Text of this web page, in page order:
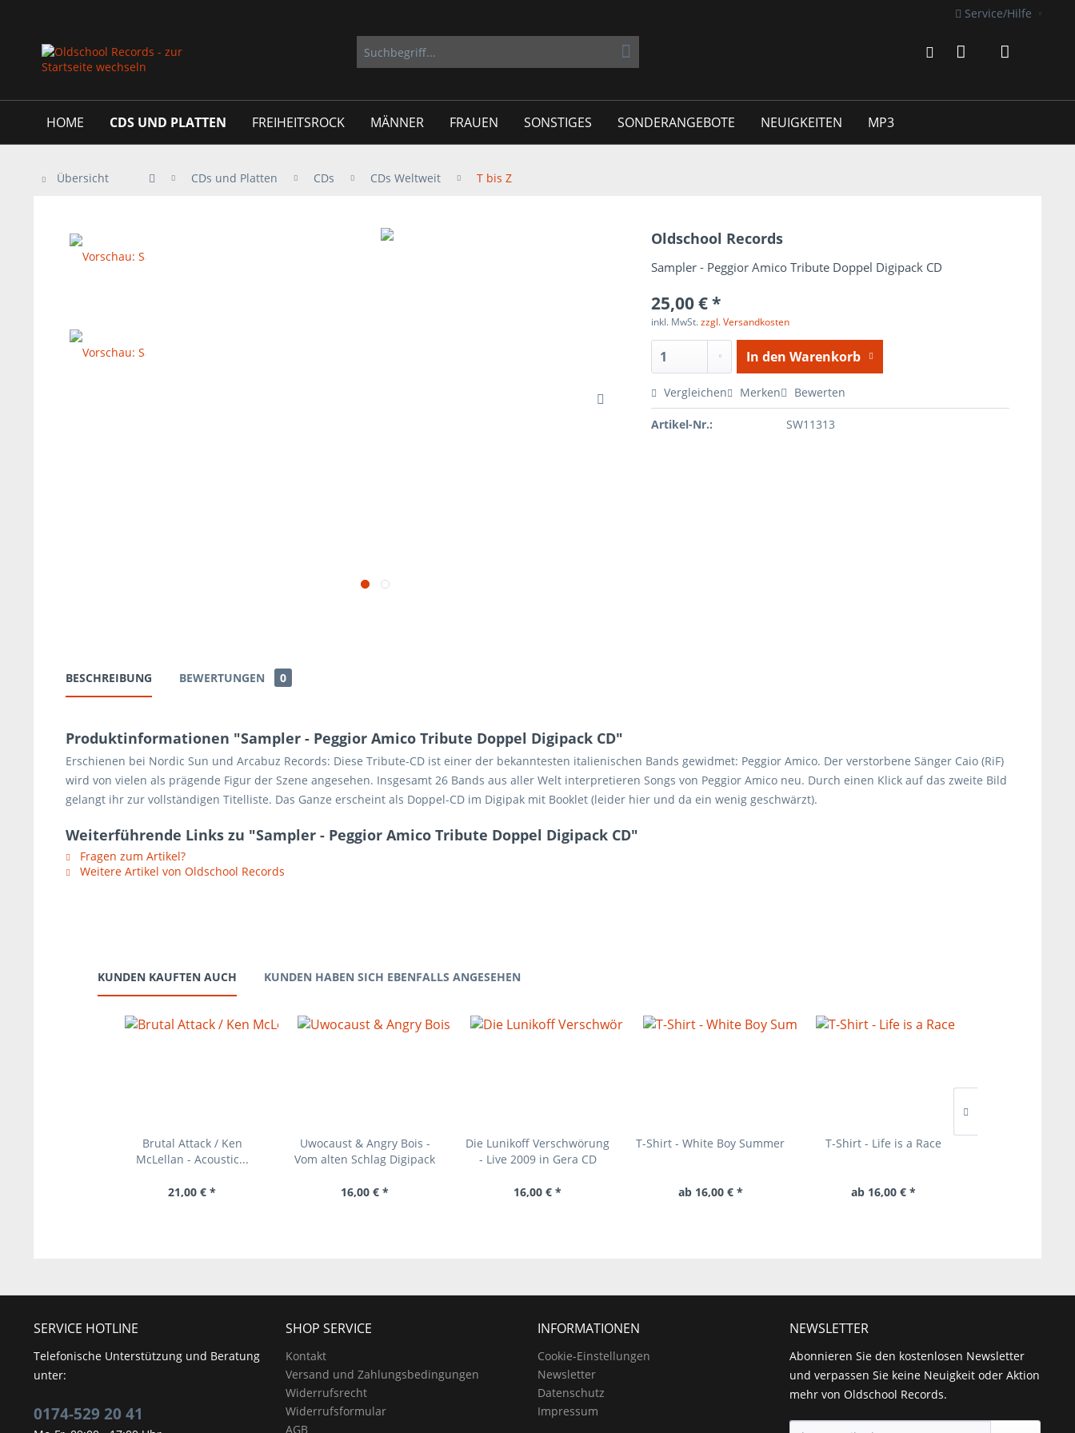
Service/Hilfe
HOME CDS UND PLATTEN FREIHEITSROCK MÄNNER FRAUEN SONSTIGES SONDERANGEBOTE NEUIGKEITEN MP3
Übersicht CDs und Platten CDs CDs Weltweit T bis Z
Oldschool Records
Sampler - Peggior Amico Tribute Doppel Digipack CD
25,00 € *
inkl. MwSt.zzgl. Versandkosten
In den Warenkorb
Vergleichen Merken Bewerten
Artikel-Nr.: SW11313
BESCHREIBUNG BEWERTUNGEN 0
Produktinformationen "Sampler - Peggior Amico Tribute Doppel Digipack CD"
Erschienen bei Nordic Sun und Arcabuz Records: Diese Tribute-CD ist einer der bekanntesten italienischen Bands gewidmet: Peggior Amico. Der verstorbene Sänger Caio (RiF)
wird von vielen als prägende Figur der Szene angesehen. Insgesamt 26 Bands aus aller Welt interpretieren Songs von Peggior Amico neu. Durch einen Klick auf das zweite Bild
gelangt ihr zur vollständigen Titelliste. Das Ganze erscheint als Doppel-CD im Digipak mit Booklet (leider hier und da ein wenig geschwärzt).
Weiterführende Links zu "Sampler - Peggior Amico Tribute Doppel Digipack CD"
Fragen zum Artikel?
Weitere Artikel von Oldschool Records
KUNDEN KAUFTEN AUCH KUNDEN HABEN SICH EBENFALLS ANGESEHEN
Brutal Attack / Ken
McLellan - Acoustic...
21,00 € *
Uwocaust & Angry Bois -
Vom alten Schlag Digipack
16,00 € *
Die Lunikoff Verschwörung
- Live 2009 in Gera CD
16,00 € *
T-Shirt - White Boy Summer
ab 16,00 € *
T-Shirt - Life is a Race
ab 16,00 € *
SERVICE HOTLINE
Telefonische Unterstützung und Beratung
unter:
0174-529 20 41
SHOP SERVICE
Kontakt
Versand und Zahlungsbedingungen
Widerrufsrecht
Widerrufsformular
AGB
INFORMATIONEN
Cookie-Einstellungen
Newsletter
Datenschutz
Impressum
NEWSLETTER
Abonnieren Sie den kostenlosen Newsletter
und verpassen Sie keine Neuigkeit oder Aktion
mehr von Oldschool Records.